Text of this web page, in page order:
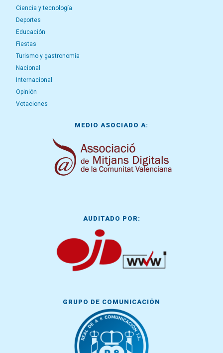
Ciencia y tecnología
Deportes
Educación
Fiestas
Turismo y gastronomía
Nacional
Internacional
Opinión
Votaciones
MEDIO ASOCIADO A:
AUDITADO POR:
GRUPO DE COMUNICACIÓN